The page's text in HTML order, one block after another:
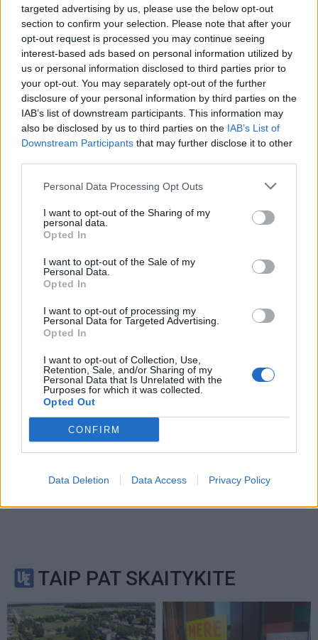
targeted advertising by us, please use the below opt-out
section to confirm your selection. Please note that after your
opt-out request is processed you may continue seeing
interest-based ads based on personal information utilized by
us or personal information disclosed to third parties prior to
your opt-out. You may separately opt-out of the further
disclosure of your personal information by third parties on the
IAB’s list of downstream participants. This information may
also be disclosed by us to third parties on the IAB’s List of
Downstream Participants that may further disclose it to other
Personal Data Processing Opt Outs
I want to opt-out of the Sharing of my
personal data.
Opted In
I want to opt-out of the Sale of my
Personal Data.
Opted In
I want to opt-out of processing my
Personal Data for Targeted Advertising.
Opted In
I want to opt-out of Collection, Use,
Retention, Sale, and/or Sharing of my
Personal Data that Is Unrelated with the
Purposes for which it was collected.
Opted Out
CONFIRM
Data Deletion Data Access Privacy Policy
Rašyti komentarą
Jūsų vardas
Komentaras
Sutinku su taisyklėmis
This site is protected by
Privacy Policy
Serviceapply.
TAIP PAT SKAITYKITE